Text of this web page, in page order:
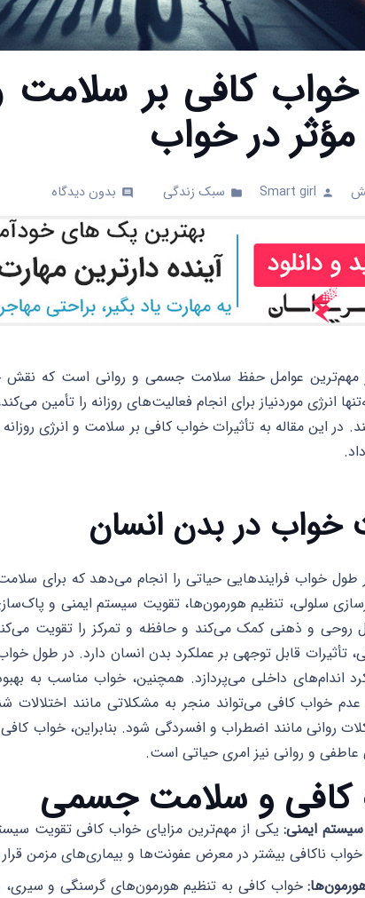
در خواب
person
Smart girl
folder سبک زندگی comments بدون دیدگاه
عوامل حفظ سلامت جسمی و روانی است که نقش
انرژی موردنیاز برای انجام فعالیت‌های روزانه را تأمین
در این مقاله به تأثیرات خواب کافی بر سلامت و انرژی
خواب در بدن انسان
طول خواب فرایندهایی حیاتی را انجام می‌دهد که برای
سلولی، تنظیم هورمون‌ها، تقویت سیستم ایمنی و
روحی و ذهنی کمک می‌کند و حافظه و تمرکز را تقویت
تأثیرات قابل توجهی بر عملکرد بدن انسان دارد. در طول
اندام‌های داخلی می‌پردازد. همچنین، خواب مناسب به
خواب کافی می‌تواند منجر به مشکلاتی مانند اختلالات
روانی مانند اضطراب و افسردگی شود. بنابراین، خواب
عاطفی و روانی نیز امری حیاتی است.
کافی و سلامت جسمی
ایمنی:یکی از مهم‌ترین مزایای خواب کافی تقویت
خواب ناکافی بیشتر در معرض عفونت‌ها و بیماری‌های مزمن
خواب کافی به تنظیم هورمون‌های گرسنگی و سیری،